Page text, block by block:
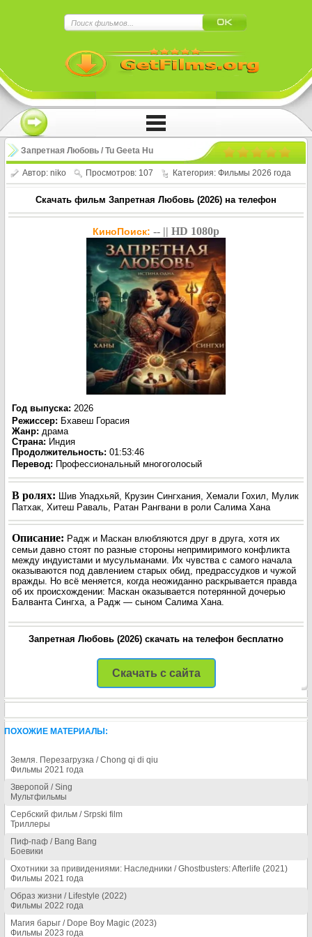
Запретная Любовь / Tu Geeta Hu
Kurbaan (2026)
Автор: niko Просмотров: 107 Категория: Фильмы 2026 года
Скачать фильм Запретная Любовь (2026) на телефон
КиноПоиск: -- || HD 1080p
Год выпуска: 2026
Режиссер: Бхавеш Горасия
Жанр: драма
Страна: Индия
Продолжительность: 01:53:46
Перевод: Профессиональный многоголосый
В ролях: Шив Упадхьяй, Крузин Сингхания, Хемали Гохил, Мулик
Патхак, Хитеш Раваль, Ратан Рангвани в роли Салима Хана
Описание: Радж и Маскан влюбляются друг в друга, хотя их
семьи давно стоят по разные стороны непримиримого конфликта
между индуистами и мусульманами. Их чувства с самого начала
оказываются под давлением старых обид, предрассудков и чужой
вражды. Но всё меняется, когда неожиданно раскрывается правда
об их происхождении: Маскан оказывается потерянной дочерью
Балванта Сингха, а Радж — сыном Салима Хана.
Запретная Любовь (2026) скачать на телефон бесплатно
Нажмите на
!!!Если Вы с телефона сперва нажмите на
троеточие в правом верхнем углу!!!
Скачать с сайта
ПОХОЖИЕ МАТЕРИАЛЫ:
Земля. Перезагрузка / Chong qi di qiu
Фильмы 2021 года
Зверопой / Sing
Мультфильмы
Сербский фильм / Srpski film
Триллеры
Пиф-паф / Bang Bang
Боевики
Охотники за привидениями: Наследники / Ghostbusters: Afterlife (2021)
Фильмы 2021 года
Образ жизни / Lifestyle (2022)
Фильмы 2022 года
Магия барыг / Dope Boy Magic (2023)
Фильмы 2023 года